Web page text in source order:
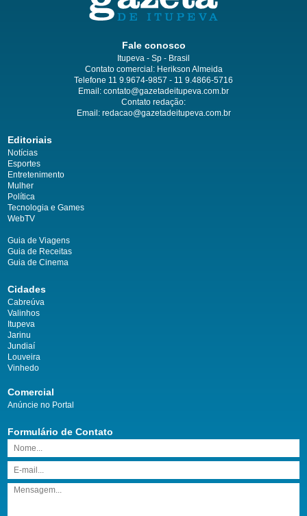
Fale conosco
Itupeva - Sp - Brasil
Contato comercial: Herikson Almeida
Telefone 11 9.9674-9857 - 11 9.4866-5716
Email: contato@gazetadeitupeva.com.br
Contato redação:
Email: redacao@gazetadeitupeva.com.br
Editoriais
Notícias
Esportes
Entretenimento
Mulher
Política
Tecnologia e Games
WebTV
Guia de Viagens
Guia de Receitas
Guia de Cinema
Cidades
Cabreúva
Valinhos
Itupeva
Jarinu
Jundiaí
Louveira
Vinhedo
Comercial
Anúncie no Portal
Formulário de Contato